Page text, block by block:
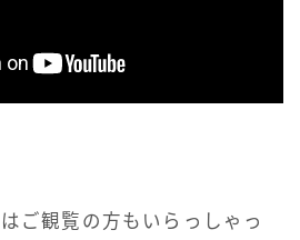
ご観覧の方もいらっしゃっ